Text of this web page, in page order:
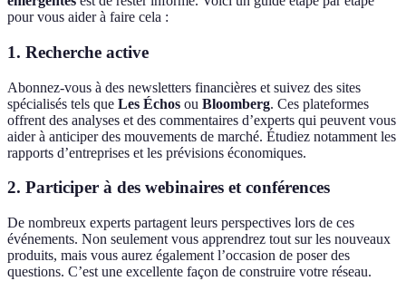
pour vous aider à faire cela :
1. Recherche active
Abonnez-vous à des newsletters financières et suivez des sites
spécialisés tels que Les Échos ou Bloomberg. Ces plateformes
offrent des analyses et des commentaires d’experts qui peuvent vous
aider à anticiper des mouvements de marché. Étudiez notamment les
rapports d’entreprises et les prévisions économiques.
2. Participer à des webinaires et conférences
De nombreux experts partagent leurs perspectives lors de ces
événements. Non seulement vous apprendrez tout sur les nouveaux
produits, mais vous aurez également l’occasion de poser des
questions. C’est une excellente façon de construire votre réseau.